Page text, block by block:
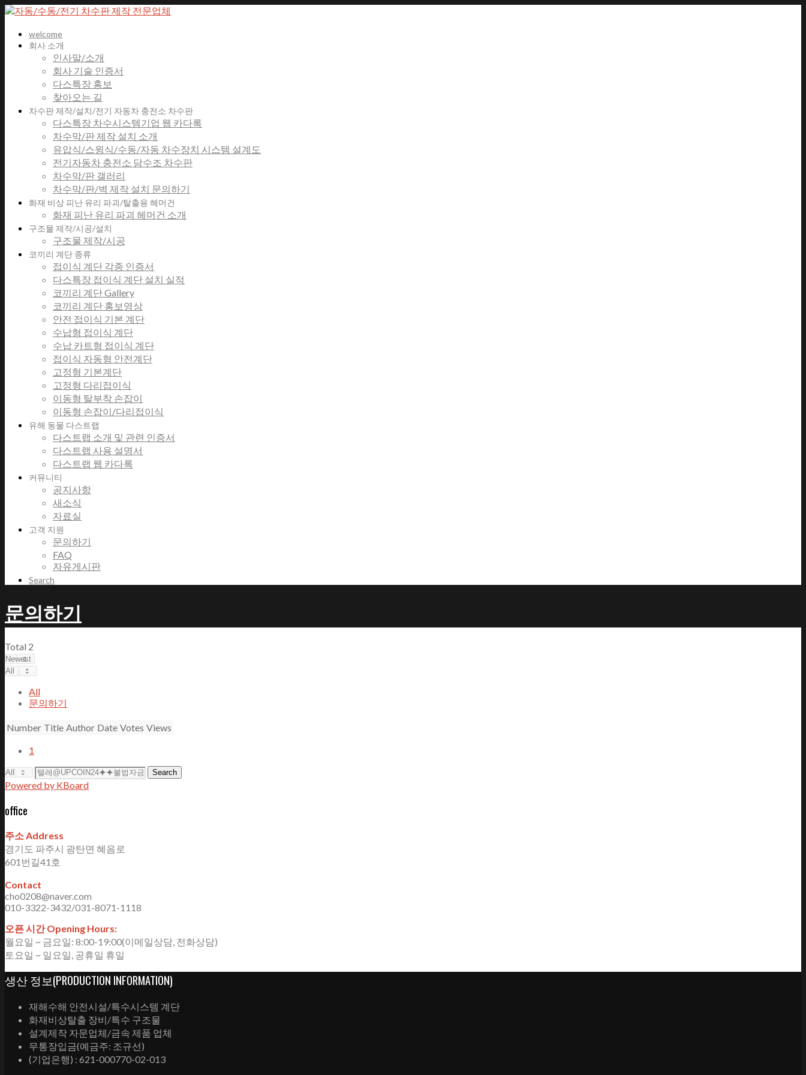
welcome
회사 소개
인사말/소개
회사 기술 인증서
다스특장 홍보
찾아오는 길
차수판 제작/설치/전기 자동차 충전소 차수판
다스특장 차수시스템기업 웹 카다록
차수막/판 제작 설치 소개
유압식/스윙식/수동/자동 차수장치 시스템 설계도
전기자동차 충전소 담수조 차수판
차수막/판 갤러리
차수막/판/벽 제작 설치 문의하기
화재 비상 피난 유리 파괴/탈출용 헤머건
화재 피난 유리 파괴 헤머건 소개
구조물 제작/시공/설치
구조물 제작/시공
코끼리 계단 종류
접이식 계단 각종 인증서
다스특장 접이식 계단 설치 실적
코끼리 계단 Gallery
코끼리 계단 홍보영상
안전 접이식 기본 계단
수납형 접이식 계단
수납 카트형 접이식 계단
접이식 자동형 안전계단
고정형 기본계단
고정형 다리접이식
이동형 탈부착 손잡이
이동형 손잡이/다리접이식
유해 동물 다스트랩
다스트랩 소개 및 관련 인증서
다스트랩 사용 설명서
다스트랩 웹 카다록
커뮤니티
공지사항
새소식
자료실
고객 지원
문의하기
FAQ
자유게시판
Search
문의하기
Total 2
All
문의하기
Number Title Author Date Votes Views
1
Search
Powered by KBoard
office
주소 Address
경기도 파주시 광탄면 혜음로
601번길41호
Contact
cho0208@naver.com
010-3322-3432/031-8071-1118
오픈 시간 Opening Hours:
월요일 ~ 금요일: 8:00-19:00(이메일상담, 전화상담)
토요일 ~ 일요일, 공휴일 휴일
생산 정보(PRODUCTION INFORMATION)
재해수해 안전시설/특수시스템 계단
화재비상탈출 장비/특수 구조물
설계제작 자문업체/금속 제품 업체
무통장입금(예금주: 조규선)
(기업은행) : 621-000770-02-013